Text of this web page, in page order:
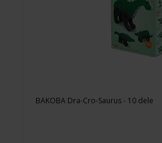
BAKOBA Dra-Cro-Saurus - 10 dele